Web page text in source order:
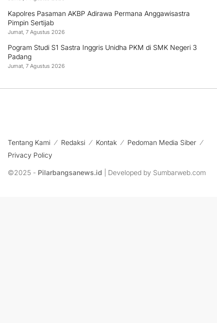
Kapolres Pasaman AKBP Adirawa Permana Anggawisastra
Pimpin Sertijab
Jumat, 7 Agustus 2026
Pogram Studi S1 Sastra Inggris Unidha PKM di SMK Negeri 3
Padang
Jumat, 7 Agustus 2026
Tentang Kami Redaksi Kontak
Pedoman Media Siber
Privacy Policy
©2025 - Pilarbangsanews.id | Developed by Sumbarweb.com